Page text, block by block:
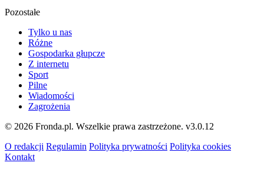
Pozostałe
Tylko u nas
Różne
Gospodarka głupcze
Z internetu
Sport
Pilne
Wiadomości
Zagrożenia
© 2026 Fronda.pl. Wszelkie prawa zastrzeżone. v3.0.12
O redakcji Regulamin Polityka prywatności Polityka cookies
Kontakt